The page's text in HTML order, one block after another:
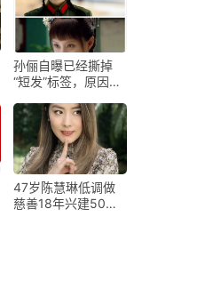
孙俪自曝已经撕掉
“短发”标签，原因是
47岁陈慧琳低调做
慈善18年兴建50余